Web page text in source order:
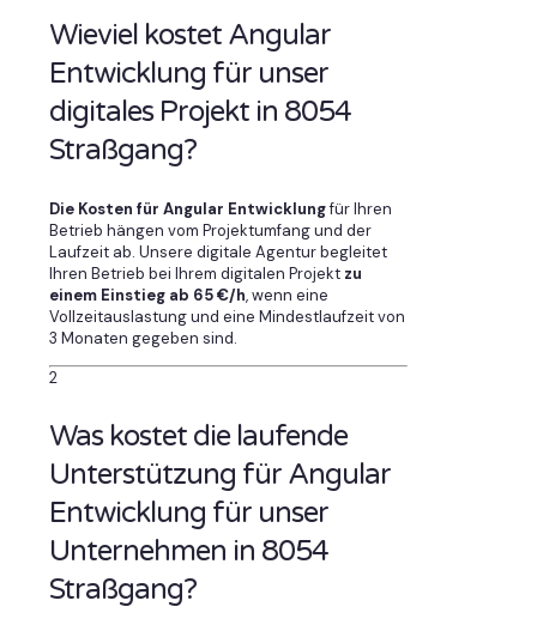
Wieviel kostet Angular
Entwicklung für unser
digitales Projekt in 8054
Straßgang?
Die Kosten für Angular Entwicklungfür Ihren
Betrieb hängen vom Projektumfang und der
Laufzeit ab. Unsere digitale Agentur begleitet
Ihren Betrieb bei Ihrem digitalen Projekt zu
einem Einstieg ab 65 €/h, wenn eine
Vollzeitauslastung und eine Mindestlaufzeit von
3 Monaten gegeben sind.
2
Was kostet die laufende
Unterstützung für Angular
Entwicklung für unser
Unternehmen in 8054
Straßgang?